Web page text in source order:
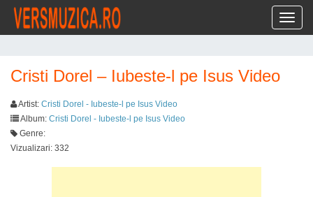
Cristi Dorel – Iubeste-l pe Isus Video
Artist: Cristi Dorel - Iubeste-l pe Isus Video
Album: Cristi Dorel - Iubeste-l pe Isus Video
Genre:
Vizualizari: 332